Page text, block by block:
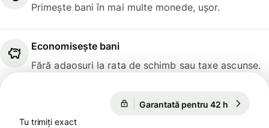
Primește bani în mai multe monede, ușor.
Economisește bani
Fără adaosuri la rata de schimb sau taxe ascunse.
Garantată pentru 42 h
Tu trimiți exact